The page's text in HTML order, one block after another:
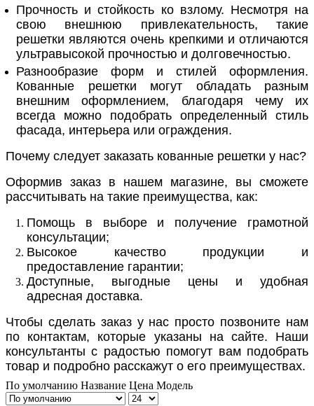
Прочность и стойкость ко взлому. Несмотря на
свою внешнюю привлекательность, такие
решетки являются очень крепкими и отличаются
ультравысокой прочностью и долговечностью.
Разнообразие форм и стилей оформления.
Кованные решетки могут обладать разным
внешним оформлением, благодаря чему их
всегда можно подобрать определенный стиль
фасада, интерьера или ограждения.
Почему следует заказать кованные решетки у нас?
Оформив заказ в нашем магазине, вы сможете
рассчитывать на такие преимущества, как:
Помощь в выборе и получение грамотной
консультации;
Высокое качество продукции и
предоставление гарантии;
Доступные, выгодные цены и удобная
адресная доставка.
Чтобы сделать заказ у нас просто позвоните нам
по контактам, которые указаны на сайте. Наши
консультанты с радостью помогут вам подобрать
товар и подробно расскажут о его преимуществах.
По умолчанию Название Цена Модель